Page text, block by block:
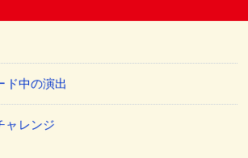
ド中の演出
ャレンジ